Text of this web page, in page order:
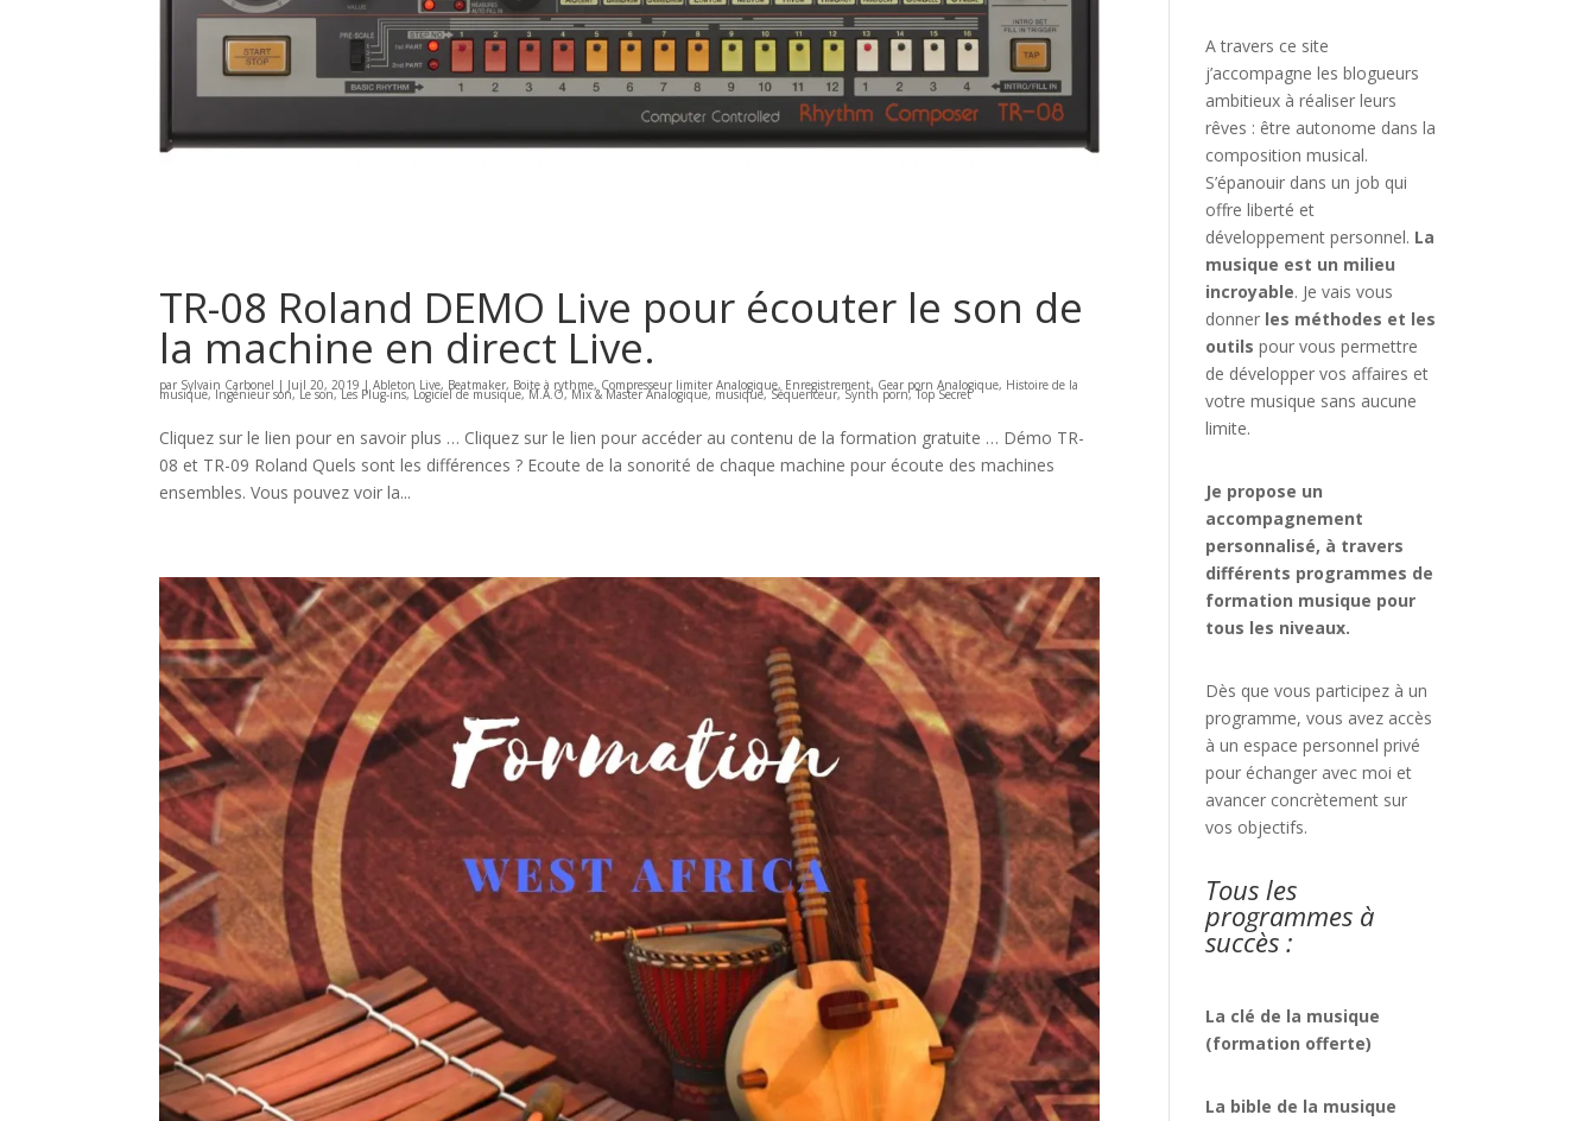
TR-08 Roland DEMO Live pour écouter le son de
la machine en direct Live.
par Sylvain Carbonel | Juil 20, 2019 |Ableton Live, Beatmaker, Boite à rythme, Compresseur limiter Analogique, Enregistrement, Gear porn Analogique, Histoire de la
musique,Ingénieur son, Le son,Les Plug-ins,Logiciel de musique,M.A.O,Mix & Master Analogique, musique,Séquenceur,Synth porn,Top Secret
Cliquez sur le lien pour en savoir plus … Cliquez sur le lien pour accéder au contenu de la formation gratuite … Démo TR-
08 et TR-09 Roland Quels sont les différences ? Ecoute de la sonorité de chaque machine pour écoute des machines
ensembles. Vous pouvez voir la...
A travers ce site
j’accompagne les blogueurs
ambitieux à réaliser leurs
rêves : être autonome dans la
composition musical.
S’épanouir dans un job qui
offre liberté et
développement personnel. La
musique est un milieu
incroyable. Je vais vous
donner les méthodes et les
outils pour vous permettre
de développer vos affaires et
votre musique sans aucune
limite.
Je propose un
accompagnement
personnalisé, à travers
différents programmes de
formation musique pour
tous les niveaux.
Dès que vous participez à un
programme, vous avez accès
à un espace personnel privé
pour échanger avec moi et
avancer concrètement sur
vos objectifs.
Tous les
programmes à
succès :
La clé de la musique
(formation offerte)
La bible de la musique